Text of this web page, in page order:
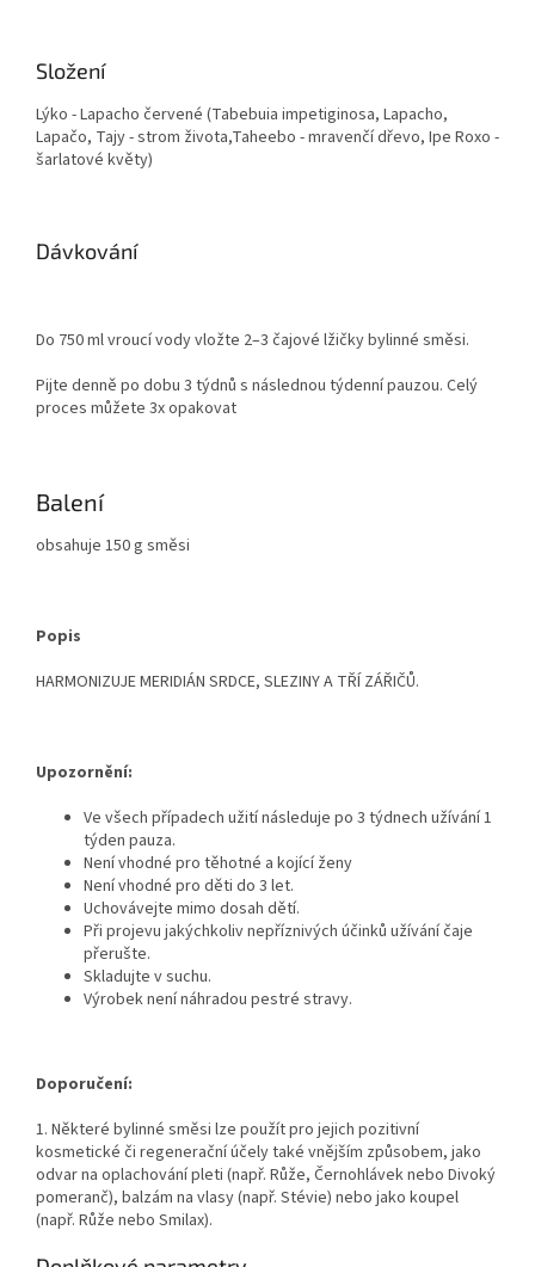
Složení
Lýko - Lapacho červené (Tabebuia impetiginosa, Lapacho,
Lapačo, Tajy - strom života,Taheebo - mravenčí dřevo, Ipe Roxo -
šarlatové květy)
Dávkování
Do 750 ml vroucí vody vložte 2–3 čajové lžičky bylinné směsi.
Pijte denně po dobu 3 týdnů s následnou týdenní pauzou. Celý
proces můžete 3x opakovat
Balení
obsahuje 150 g směsi
Popis
HARMONIZUJE MERIDIÁN SRDCE, SLEZINY A TŘÍ ZÁŘIČŮ.
Upozornění:
Ve všech případech užití následuje po 3 týdnech užívání 1
týden pauza.
Není vhodné pro těhotné a kojící ženy
Není vhodné pro děti do 3 let.
Uchovávejte mimo dosah dětí.
Při projevu jakýchkoliv nepříznivých účinků užívání čaje
přerušte.
Skladujte v suchu.
Výrobek není náhradou pestré stravy.
Doporučení:
1. Některé bylinné směsi lze použít pro jejich pozitivní
kosmetické či regenerační účely také vnějším způsobem, jako
odvar na oplachování pleti (např. Růže, Černohlávek nebo Divoký
pomeranč), balzám na vlasy (např. Stévie) nebo jako koupel
(např. Růže nebo Smilax).